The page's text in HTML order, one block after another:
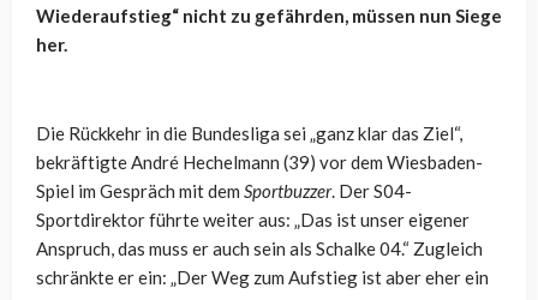
Wiederaufstieg“ nicht zu gefährden, müssen nun Siege
her.
Die Rückkehr in die Bundesliga sei „ganz klar das Ziel“,
bekräftigte André Hechelmann (39) vor dem Wiesbaden-
Spiel im Gespräch mit dem Sportbuzzer. Der S04-
Sportdirektor führte weiter aus: „Das ist unser eigener
Anspruch, das muss er auch sein als Schalke 04.“ Zugleich
schränkte er ein: „Der Weg zum Aufstieg ist aber eher ein